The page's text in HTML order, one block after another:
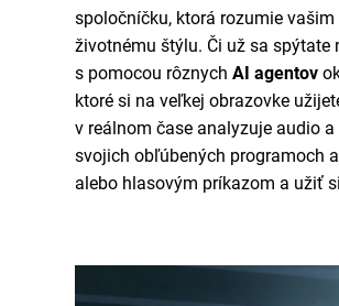
spoločníčku, ktorá rozumie
životnému štýlu. Či už sa spýtate
s pomocou rôznych AI agentov
ktoré si na veľkej obrazovke
v reálnom čase analyzuje audio
svojich obľúbených programoch
alebo hlasovým príkazom a užiť